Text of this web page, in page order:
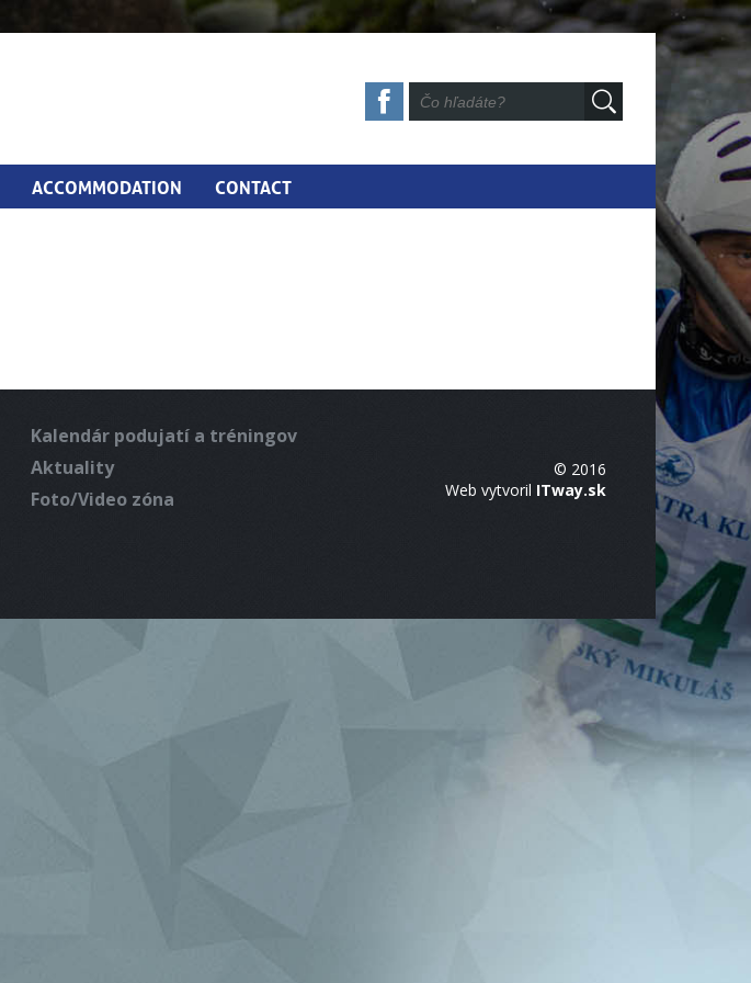
ACCOMMODATION CONTACT
Kalendár podujatí a tréningov
Aktuality
Foto/Video zóna
© 2016
Web vytvoril ITway.sk